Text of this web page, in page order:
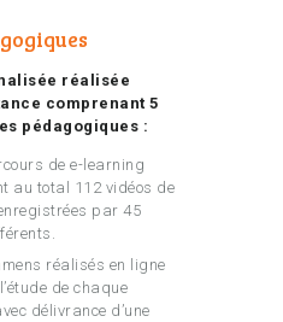
réalisée
comprenant 5
pédagogiques :
de e-learning
au total 112 vidéos de
par 45
réalisés en ligne
de chaque
délivrance d’une